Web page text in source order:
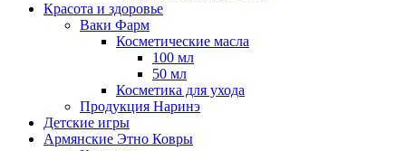
Красота и здоровье
Ваки Фарм
Косметические масла
100 мл
50 мл
Косметика для ухода
Продукция Наринэ
Детские игры
Армянские Этно Ковры